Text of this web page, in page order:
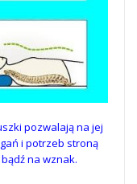
pozwalają na jej
i potrzeb stroną
na wznak.